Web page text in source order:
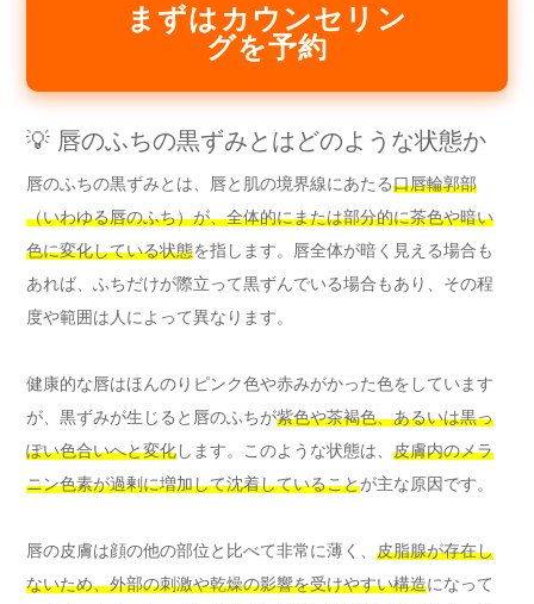
まずはカウンセリン
グを予約
💡 唇のふちの黒ずみとはどのような状態か
唇のふちの黒ずみとは、唇と肌の境界線にあたる口唇輪郭部
（いわゆる唇のふち）が、全体的にまたは部分的に茶色や暗い
色に変化している状態を指します。唇全体が暗く見える場合も
あれば、ふちだけが際立って黒ずんでいる場合もあり、その程
度や範囲は人によって異なります。
健康的な唇はほんのりピンク色や赤みがかった色をしています
が、黒ずみが生じると唇のふちが紫色や茶褐色、あるいは黒っ
ぽい色合いへと変化します。このような状態は、 皮膚内のメラ
ニン色素が過剰に増加して沈着していることが主な原因です。
唇の皮膚は顔の他の部位と比べて非常に薄く、 皮脂腺が存在し
ないため、外部の刺激や乾燥の影響を受けやすい構造になって